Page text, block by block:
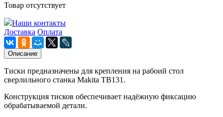
Товар отсутствует
Наши контакты
Доставка Оплата
Описание
Тиски предназначены для крепления на рабоий стол
сверлильного станка Makita TB131.
Конструкция тисков обеспечивает надёжную фиксацию
обрабатываемой детали.